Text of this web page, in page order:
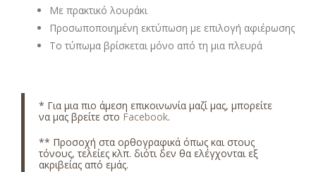
Με πρακτικό λουράκι
Προσωποποιημένη εκτύπωση με επιλογή αφιέρωσης
Το τύπωμα βρίσκεται μόνο από τη μια πλευρά
* Για μια πιο άμεση επικοινωνία μαζί μας, μπορείτε
να μας βρείτε στο Facebook.
** Προσοχή στα ορθογραφικά όπως και στους
τόνους, τελείες κλπ. διότι δεν θα ελέγχονται εξ
ακριβείας από εμάς.